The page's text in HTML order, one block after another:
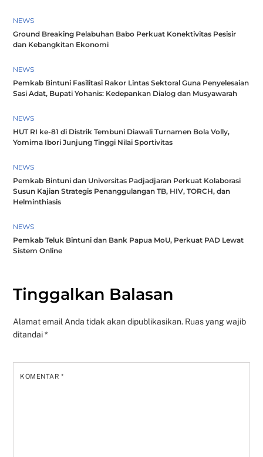
NEWS
Ground Breaking Pelabuhan Babo Perkuat Konektivitas Pesisir
dan Kebangkitan Ekonomi
NEWS
Pemkab Bintuni Fasilitasi Rakor Lintas Sektoral Guna Penyelesaian
Sasi Adat, Bupati Yohanis: Kedepankan Dialog dan Musyawarah
NEWS
HUT RI ke-81 di Distrik Tembuni Diawali Turnamen Bola Volly,
Yomima Ibori Junjung Tinggi Nilai Sportivitas
NEWS
Pemkab Bintuni dan Universitas Padjadjaran Perkuat Kolaborasi
Susun Kajian Strategis Penanggulangan TB, HIV, TORCH, dan
Helminthiasis
NEWS
Pemkab Teluk Bintuni dan Bank Papua MoU, Perkuat PAD Lewat
Sistem Online
Tinggalkan Balasan
Alamat email Anda tidak akan dipublikasikan. Ruas yang wajib
ditandai*
KOMENTAR*